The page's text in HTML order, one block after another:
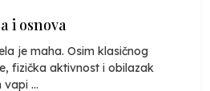
i osnova
je maha. Osim klasičnog
fizička aktivnost i obilazak
...